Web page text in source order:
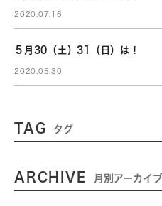
2020.07.16
５月30（土）31（日）は！
2020.05.30
TAG タグ
ARCHIVE 月別アーカイブ